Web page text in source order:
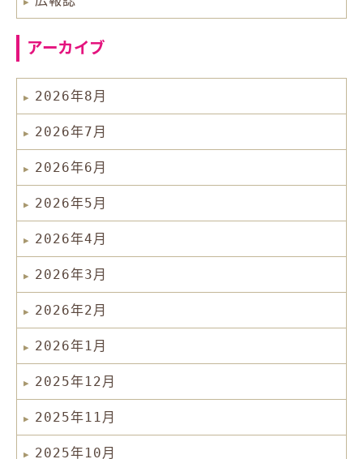
アーカイブ
2026年8月
2026年7月
2026年6月
2026年5月
2026年4月
2026年3月
2026年2月
2026年1月
2025年12月
2025年11月
2025年10月